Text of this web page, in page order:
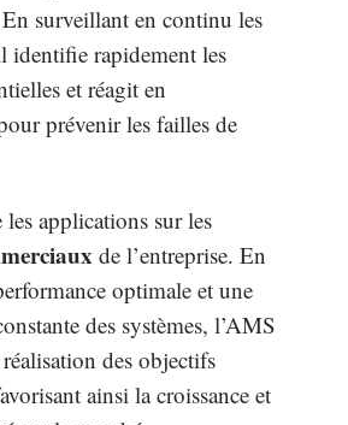
En surveillant en continu les
identifie rapidement les
et réagit en
prévenir les failles de
applications sur les
de l’entreprise. En
optimale et une
des systèmes, l’AMS
des objectifs
ainsi la croissance et